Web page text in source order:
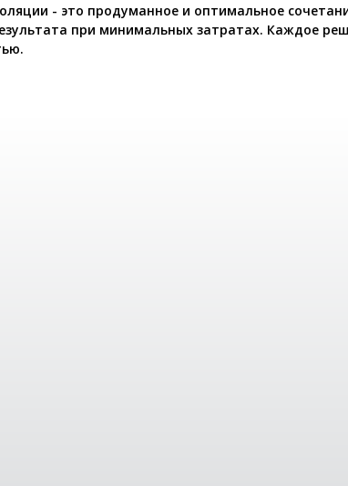
- это продуманное и оптимальное
при минимальных затратах. Каждое